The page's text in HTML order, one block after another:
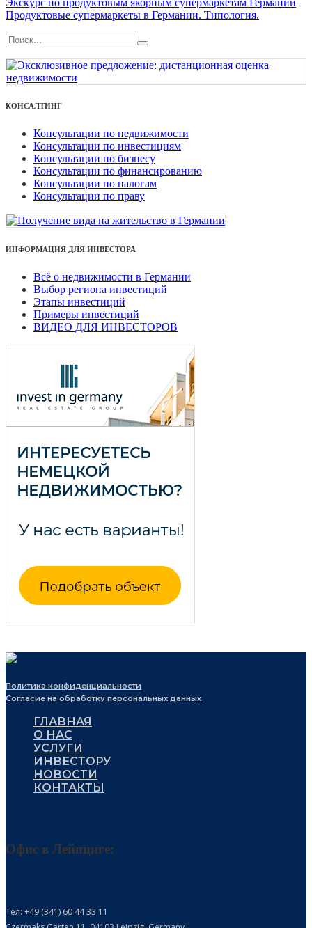
Продуктовые супермаркеты в Германии. Типология.
КОНСАЛТИНГ
Консультации по недвижимости
Консультации по инвестициям
Консультации по бизнесу
Консультации по финансированию
Консультации по налогам
Консультации по праву
ИНФОРМАЦИЯ ДЛЯ ИНВЕСТОРА
Всё о недвижимости в Германии
Выбор региона инвестиций
Этапы инвестиций
Примеры инвестиций
ВИДЕО ДЛЯ ИНВЕСТОРОВ
Политика конфиденциальности
Согласие на обработку персональных данных
ГЛАВНАЯ
О НАС
УСЛУГИ
ИНВЕСТОРУ
НОВОСТИ
КОНТАКТЫ
Офис в Лейпциге:
Тел: +49 (341) 60 44 33 11